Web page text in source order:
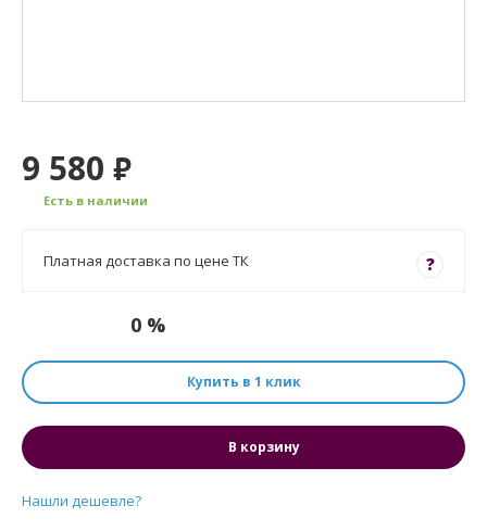
9 580 ₽
Есть в наличии
?
Платная доставка по цене ТК
0 %
Купить в 1 клик
В корзину
Нашли дешевле?